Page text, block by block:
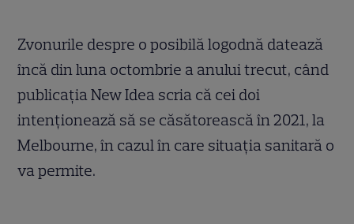
Zvonurile despre o posibilă logodnă datează
încă din luna octombrie a anului trecut, când
publicația New Idea scria că cei doi
intenționează să se căsătorească în 2021, la
Melbourne, în cazul în care situația sanitară o
va permite.